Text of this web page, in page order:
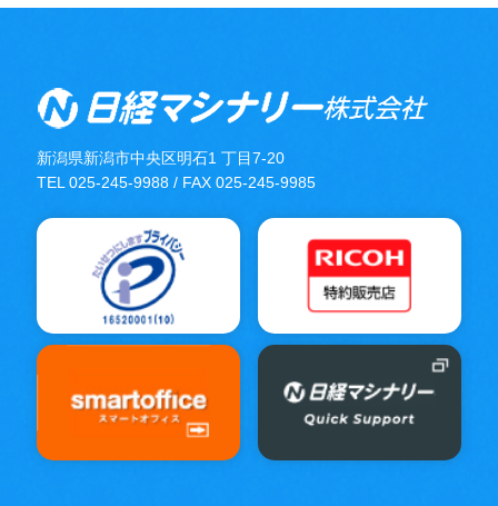
新潟県新潟市中央区明石1 丁目7-20
TEL 025-245-9988 / FAX 025-245-9985